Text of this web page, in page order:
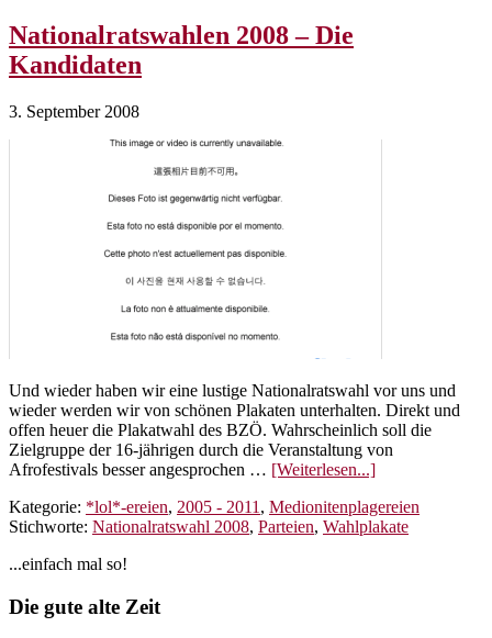
die
Jugend?
Nationalratswahlen 2008 – Die
Kandidaten
3. September 2008
Und wieder haben wir eine lustige Nationalratswahl vor uns und
wieder werden wir von schönen Plakaten unterhalten. Direkt und
offen heuer die Plakatwahl des BZÖ. Wahrscheinlich soll die
Zielgruppe der 16-jährigen durch die Veranstaltung von
Afrofestivals besser angesprochen … [Weiterlesen...]
–
Die
Kategorie: *lol*-ereien, 2005 - 2011 , Medionitenplagereien
Stichworte: Nationalratswahl 2008, Parteien, Wahlplakate
Seitenspalte
...einfach mal so!
Footer
Die gute alte Zeit